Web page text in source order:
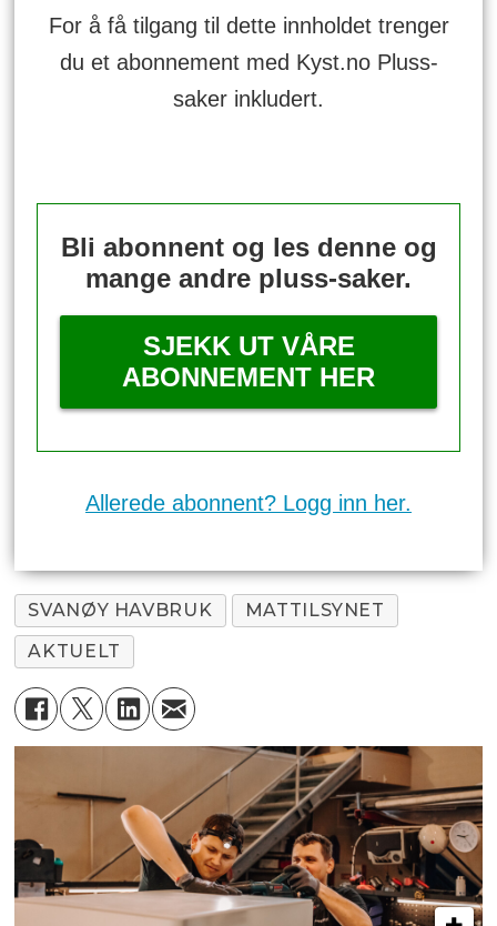
For å få tilgang til dette innholdet trenger
du et abonnement med Kyst.no Pluss-
saker inkludert.
Bli abonnent og les denne og
mange andre pluss-saker.
SJEKK UT VÅRE
ABONNEMENT HER
Allerede abonnent? Logg inn her.
SVANØY HAVBRUK
MATTILSYNET
AKTUELT